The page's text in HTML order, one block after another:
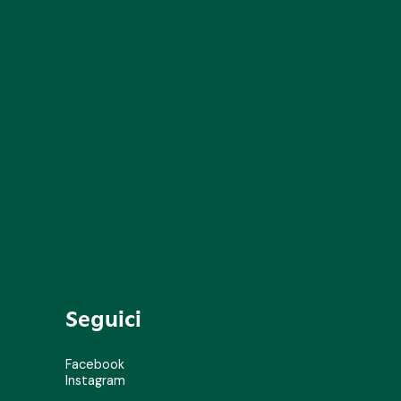
Seguici
Facebook
Instagram